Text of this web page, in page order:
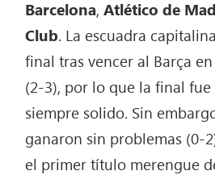
Barcelona,Atlético de
Club. La escuadra
final tras vencer al Barça
(2-3), por lo que la final
siempre solido. Sin
ganaron sin problemas (0-
el primer título merengue